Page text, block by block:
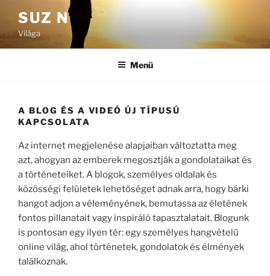
SUZ N
Világa
Menü
A BLOG ÉS A VIDEÓ ÚJ TÍPUSÚ
KAPCSOLATA
Az internet megjelenése alapjaiban változtatta meg
azt, ahogyan az emberek megosztják a gondolataikat és
a történeteiket. A blogok, személyes oldalak és
közösségi felületek lehetőséget adnak arra, hogy bárki
hangot adjon a véleményének, bemutassa az életének
fontos pillanatait vagy inspiráló tapasztalatait. Blogunk
is pontosan egy ilyen tér: egy személyes hangvételű
online világ, ahol történetek, gondolatok és élmények
találkoznak.